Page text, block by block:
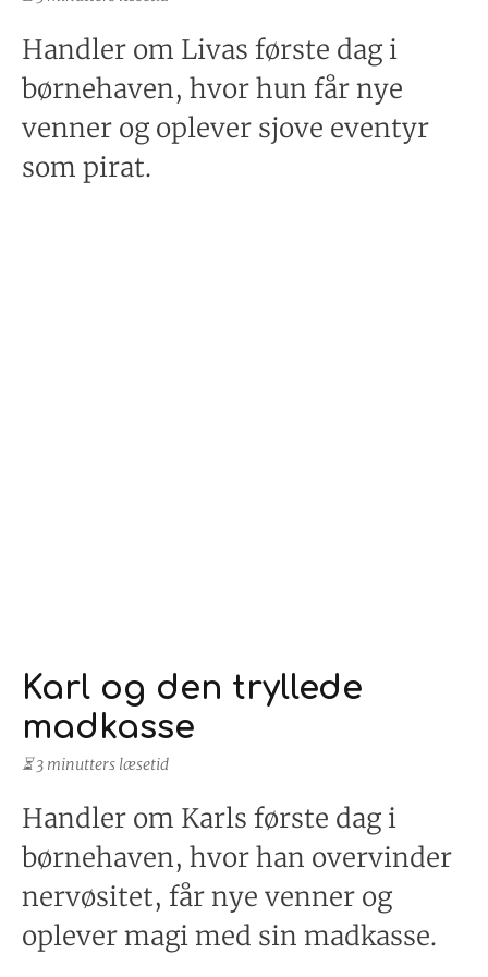
Handler om Livas første dag i
børnehaven, hvor hun får nye
venner og oplever sjove eventyr
som pirat.
Karl og den tryllede
madkasse
⏳ 3 minutters læsetid
Handler om Karls første dag i
børnehaven, hvor han overvinder
nervøsitet, får nye venner og
oplever magi med sin madkasse.